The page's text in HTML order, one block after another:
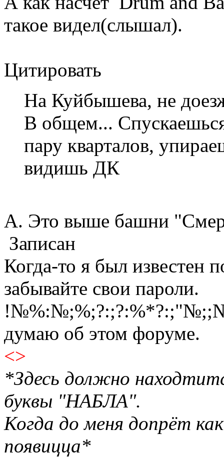
такое видел(слышал).
Цитировать
На Куйбышева, не
В общем...
пару кварталов,
видишь ДК
А. Это выше башни
Записан
Когда-то я был известен
забывайте свои пароли.
думаю об этом форуме.
<>
*Здесь должно
буквы "НАБЛА".
Когда до меня допрёт
появицца*